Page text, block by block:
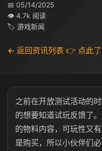
📅 05/14/2025
👁 4.7k 阅读
🏷 游戏新闻
← 返回资讯列表 👉 点此
之前在开放测试活动的
的想要知道试玩反馈了
的物料内容，可玩性又
是购买，所以小伙伴们